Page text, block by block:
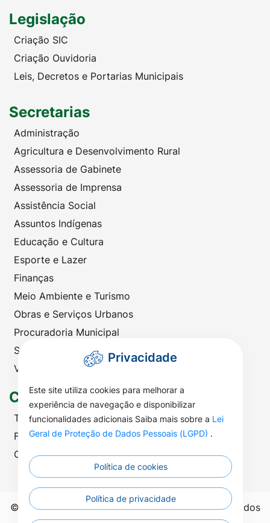
Legislação
Criação SIC
Criação Ouvidoria
Leis, Decretos e Portarias Municipais
Secretarias
Administração
Agricultura e Desenvolvimento Rural
Assessoria de Gabinete
Assessoria de Imprensa
Assistência Social
Assuntos Indígenas
Educação e Cultura
Esporte e Lazer
Finanças
Meio Ambiente e Turismo
Obras e Serviços Urbanos
Procuradoria Municipal
Saúde
Viação e Transportes
Contato
Telefones Úteis
Fale com a Prefeitura
Ouvidoria | SIC
©2026 - Prefeitura Municipal de Nova Nazaré - Todos
os direitos reservados.
Privacidade
Este site utiliza cookies para melhorar a
experiência de navegação e disponibilizar
funcionalidades adicionais Saiba mais sobre a Lei
Geral de Proteção de Dados Pessoais (LGPD) .
Política de cookies
Política de privacidade